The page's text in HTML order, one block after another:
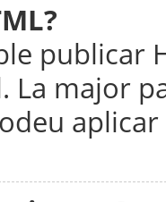
publicar
La major